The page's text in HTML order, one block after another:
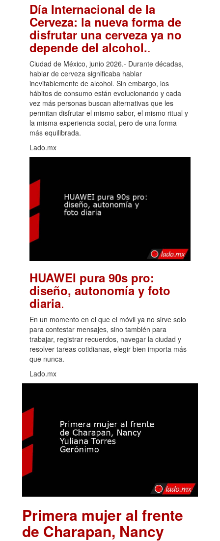
Día Internacional de la
Cerveza: la nueva forma de
disfrutar una cerveza ya no
depende del alcohol..
Ciudad de México, junio 2026.- Durante décadas,
hablar de cerveza significaba hablar
inevitablemente de alcohol. Sin embargo, los
hábitos de consumo están evolucionando y cada
vez más personas buscan alternativas que les
permitan disfrutar el mismo sabor, el mismo ritual y
la misma experiencia social, pero de una forma
más equilibrada.
Lado.mx
HUAWEI pura 90s pro:
diseño, autonomía y foto
diaria.
En un momento en el que el móvil ya no sirve solo
para contestar mensajes, sino también para
trabajar, registrar recuerdos, navegar la ciudad y
resolver tareas cotidianas, elegir bien importa más
que nunca.
Lado.mx
Primera mujer al frente
de Charapan, Nancy